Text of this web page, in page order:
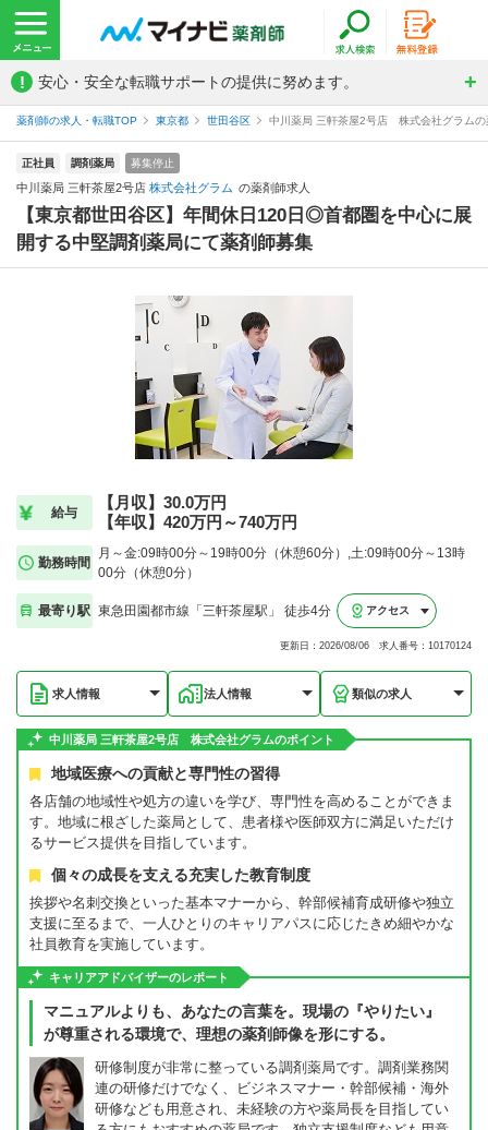
! 安心・安全な転職サポートの提供に努めます。
薬剤師の求人・転職TOP 東京都 世田谷区 中川薬局 三軒茶屋2号店 株式会社グラムの
正社員 調剤薬局 募集停止
中川薬局 三軒茶屋2号店 株式会社グラム の薬剤師求人
【東京都世田谷区】年間休日120日◎首都圏を中心に展
開する中堅調剤薬局にて薬剤師募集
給与
【月収】30.0万円
【年収】420万円～740万円
勤務時間
月～金:09時00分～19時00分（休憩60分）,土:09時00分～13時
00分（休憩0分）
最寄り駅 東急田園都市線「三軒茶屋駅」 徒歩4分 アクセス
更新日：2026/08/06 求人番号：10170124
求人情報 法人情報 類似の求人
中川薬局 三軒茶屋2号店 株式会社グラムのポイント
地域医療への貢献と専門性の習得
各店舗の地域性や処方の違いを学び、専門性を高めることができま
す。地域に根ざした薬局として、患者様や医師双方に満足いただけ
るサービス提供を目指しています。
個々の成長を支える充実した教育制度
挨拶や名刺交換といった基本マナーから、幹部候補育成研修や独立
支援に至るまで、一人ひとりのキャリアパスに応じたきめ細やかな
社員教育を実施しています。
キャリアアドバイザーのレポート
マニュアルよりも、あなたの言葉を。現場の『やりたい』
が尊重される環境で、理想の薬剤師像を形にする。
研修制度が非常に整っている調剤薬局です。調剤業務関
連の研修だけでなく、ビジネスマナー・幹部候補・海外
研修なども用意され、未経験の方や薬局長を目指してい